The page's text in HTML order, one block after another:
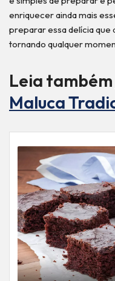
enriquecer ainda mais
preparar essa delícia que
tornando qualquer
Leia também
Maluca